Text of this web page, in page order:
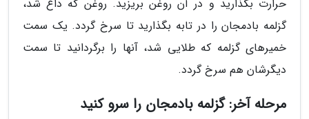
حرارت بگذارید و در آن روغن بریزید. روغن که داغ شد،
گزلمه بادمجان را در تابه بگذارید تا سرخ گردد. یک سمت
خمیرهای گزلمه که طلایی شد، آنها را برگردانید تا سمت
دیگرشان هم سرخ گردد.
مرحله آخر: گزلمه بادمجان را سرو کنید